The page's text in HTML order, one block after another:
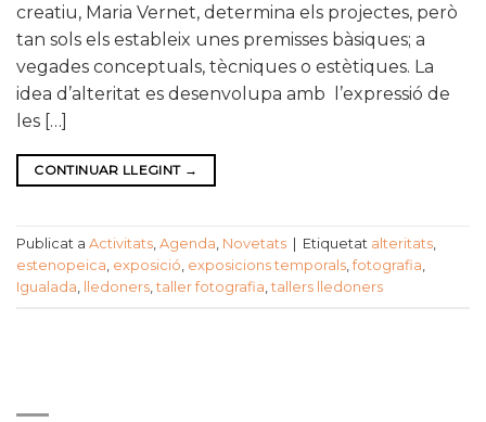
creatiu, Maria Vernet, determina els projectes, però
tan sols els estableix unes premisses bàsiques; a
vegades conceptuals, tècniques o estètiques. La
idea d’alteritat es desenvolupa amb l’expressió de
les […]
CONTINUAR LLEGINT →
Publicat a Activitats, Agenda, Novetats Etiquetat alteritats,
estenopeica, exposició, exposicions temporals, fotografia,
Igualada, lledoners, taller fotografia, tallers lledoners